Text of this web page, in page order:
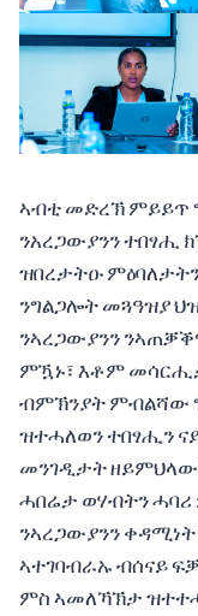
ኣብቲ መድረኽ ምይይጥ
ንአረጋውያንን ተበፃሒ
ዝበረታትዑ
ንግልጋሎት መጓዓዝያ
ንኣረጋውያንን
ምዃኑ፣ እቶም
ብምኽንያት ምብልሻው
ዝተሓለወን ተበፃሒን
መንገዲታት
ሓበሬታ ወሃብትን ሓባሪ
ንኣረጋውያንን
ኣተገባብራኡ ብሰናይ
ምስ ኣመለኻኽታ